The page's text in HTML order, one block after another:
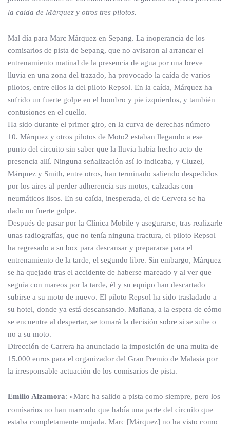
la caída de Márquez y otros tres pilotos.
Mal día para Marc Márquez en Sepang. La inoperancia de los
comisarios de pista de Sepang, que no avisaron al arrancar el
entrenamiento matinal de la presencia de agua por una breve
lluvia en una zona del trazado, ha provocado la caída de varios
pilotos, entre ellos la del piloto Repsol. En la caída, Márquez ha
sufrido un fuerte golpe en el hombro y pie izquierdos, y también
contusiones en el cuello.
Ha sido durante el primer giro, en la curva de derechas número
10. Márquez y otros pilotos de Moto2 estaban llegando a ese
punto del circuito sin saber que la lluvia había hecho acto de
presencia allí. Ninguna señalización así lo indicaba, y Cluzel,
Márquez y Smith, entre otros, han terminado saliendo despedidos
por los aires al perder adherencia sus motos, calzadas con
neumáticos lisos. En su caída, inesperada, el de Cervera se ha
dado un fuerte golpe.
Después de pasar por la Clínica Mobile y asegurarse, tras realizarle
unas radiografías, que no tenía ninguna fractura, el piloto Repsol
ha regresado a su box para descansar y prepararse para el
entrenamiento de la tarde, el segundo libre. Sin embargo, Márquez
se ha quejado tras el accidente de haberse mareado y al ver que
seguía con mareos por la tarde, él y su equipo han descartado
subirse a su moto de nuevo. El piloto Repsol ha sido trasladado a
su hotel, donde ya está descansando. Mañana, a la espera de cómo
se encuentre al despertar, se tomará la decisión sobre si se sube o
no a su moto.
Dirección de Carrera ha anunciado la imposición de una multa de
15.000 euros para el organizador del Gran Premio de Malasia por
la irresponsable actuación de los comisarios de pista.
Emilio Alzamora: «Marc ha salido a pista como siempre, pero los
comisarios no han marcado que había una parte del circuito que
estaba completamente mojada. Marc [Márquez] no ha visto como